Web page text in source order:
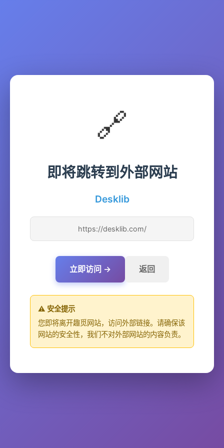
🔗
即将跳转到外部网站
Desklib
https://desklib.com/
立即访问 → 返回
⚠️ 安全提示
您即将离开趣觅网站，访问外部链接。请确保该
网站的安全性，我们不对外部网站的内容负责。